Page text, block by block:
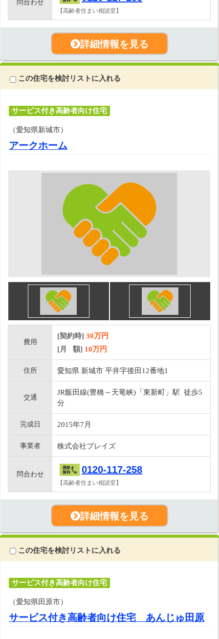
問合わせ
【高齢者住まい相談室】
詳細情報を見る
この住宅を検討リストに入れる
サービス付き高齢者向け住宅
（愛知県新城市）
アークホーム
費用
[契約時] 30万円
[月 額] 10万円
住所 愛知県 新城市 平井字後田12番地1
交通
JR飯田線(豊橋～天竜峡)「東新町」駅 徒歩5
分
完成日 2015年7月
事業者 株式会社プレイズ
問合わせ 0120-117-258
【高齢者住まい相談室】
詳細情報を見る
この住宅を検討リストに入れる
サービス付き高齢者向け住宅
（愛知県田原市）
サービス付き高齢者向け住宅 あんじゅ田原